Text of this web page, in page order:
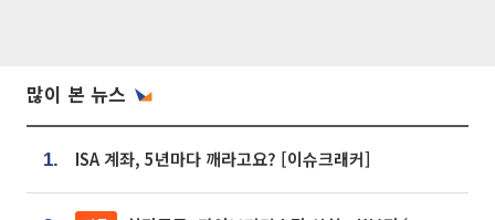
많이 본 뉴스
1. ISA 계좌, 5년마다 깨라고요? [이슈크래커]